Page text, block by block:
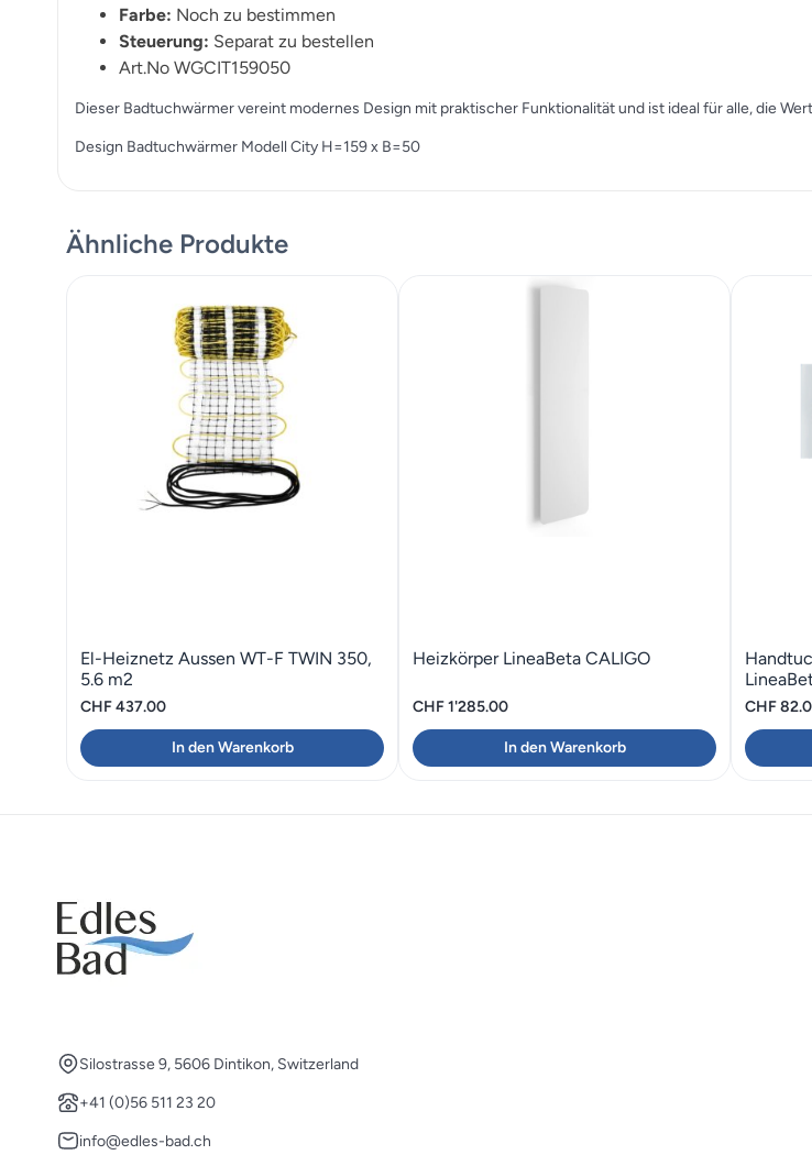
Farbe: Noch zu bestimmen
Steuerung: Separat zu bestellen
Art.No WGCIT159050
Dieser Badtuchwärmer vereint modernes Design mit praktischer Funktionalität und ist ideal für alle, die
Design Badtuchwärmer Modell City H=159 x B=50
Ähnliche Produkte
El-Heiznetz Aussen WT-F TWIN 350,
5.6 m2
CHF437.00
In den Warenkorb
Heizkörper LineaBeta CALIGO
CHF1'285.00
In den Warenkorb
CHF
Silostrasse 9, 5606 Dintikon, Switzerland
+41 (0)56 511 23 20
info@edles-bad.ch